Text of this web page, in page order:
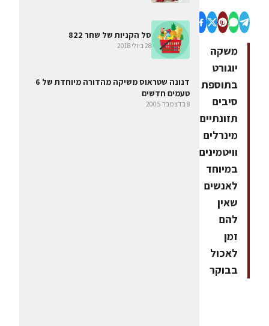
משקה
יוגורט
בתוספת
סיבים
תזונתיים,
מינרלים
וויטמינים,
במיוחד
לאנשים
שאין
להם
זמן
לאכול
בבוקר
סל הקניות של שחר 822
28 ביולי 2018
דנונה שטראוס משיקה מהדורה מיוחדת של 6
טעמים חדשים
8 בדצמבר 2005